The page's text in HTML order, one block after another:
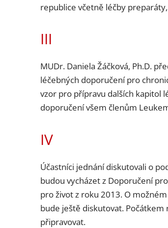
republice včetně léčby
III
MUDr. Daniela Žáčková, Ph.D.
léčebných doporučení pro
vzor pro přípravu dalších kapitol
doporučení všem členům
IV
Účastníci jednání diskutovali o
budou vycházet z Doporučení
pro život z roku 2013. O
bude ještě diskutovat.
připravovat.